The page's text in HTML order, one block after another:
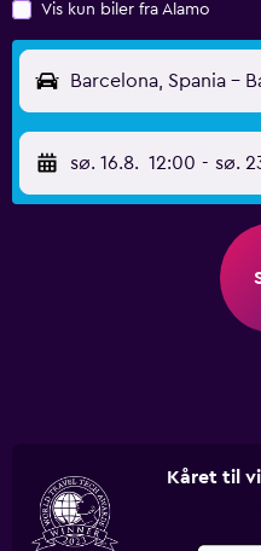
Vis kun biler fra Alamo
Barcelona, Spania -
sø. 16.8. 12:00 - sø.
Kåret til